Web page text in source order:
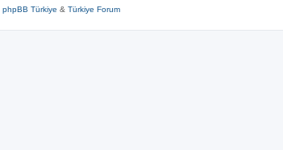
phpBB Türkiye & Türkiye Forum